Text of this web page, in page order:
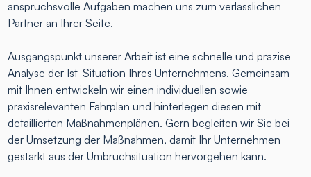
anspruchsvolle Aufgaben machen uns zum verlässlichen
Partner an Ihrer Seite.
Ausgangspunkt unserer Arbeit ist eine schnelle und präzise
Analyse der Ist-Situation Ihres Unternehmens. Gemeinsam
mit Ihnen entwickeln wir einen individuellen sowie
praxisrelevanten Fahrplan und hinterlegen diesen mit
detaillierten Maßnahmenplänen. Gern begleiten wir Sie bei
der Umsetzung der Maßnahmen, damit Ihr Unternehmen
gestärkt aus der Umbruchsituation hervorgehen kann.